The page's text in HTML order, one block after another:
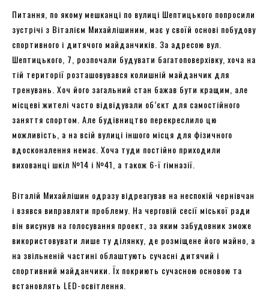
Питання, по якому мешканці по вулиці Шептицького попросили
зустрічі з Віталієм Михайлішиним, має у своїй основі побудову
спортивного і дитячого майданчиків. За адресою вул.
Шептицького, 7, розпочали будувати багатоповерхівку, хоча на
тій території розташовувався колишній майданчик для
тренувань. Хоч його загальний стан бажав бути кращим, але
місцеві жителі часто відвідували об’єкт для самостійного
заняття спортом. Але будівництво перекреслило цю
можливість, а на всій вулиці іншого місця для фізичного
вдосконалення немає. Хоча туди постійно приходили
вихованці шкіл №14 і №41, а також 6-ї гімназії.
Віталій Михайлішин одразу відреагував на неспокій чернівчан
і взявся виправляти проблему. На черговій сесії міської ради
він висунув на голосування проект, за яким забудовник зможе
використовувати лише ту ділянку, де розміщене його майно, а
на звільненій частині облаштують сучасні дитячий і
спортивний майданчики. Їх покриють сучасною основою та
встановлять LED-освітлення.